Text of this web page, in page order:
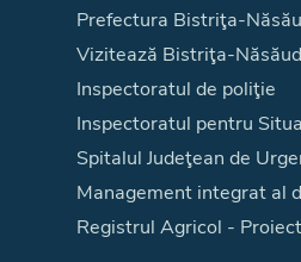
Prefectura Bistriţa-
Vizitează Bistriţa-Năsăud
Inspectoratul de poliţie
Inspectoratul pentru
Spitalul Judeţean de
Management integrat al
Registrul Agricol -